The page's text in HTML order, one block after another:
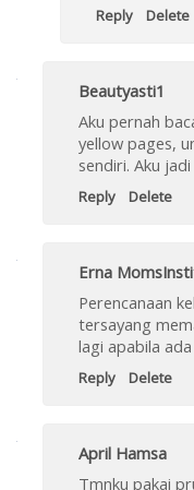
Reply Delete
Beautyasti1
Aku pernah
yellow pages,
sendiri. Aku
Reply Delete
Erna
Perencanaan
tersayang
lagi apabila
Reply Delete
April Hamsa
Tmnku pakai